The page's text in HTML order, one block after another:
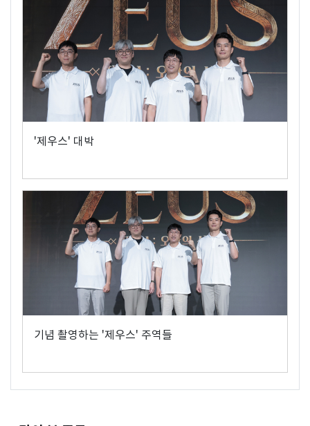
'제우스' 대박
기념 촬영하는 '제우스' 주역들